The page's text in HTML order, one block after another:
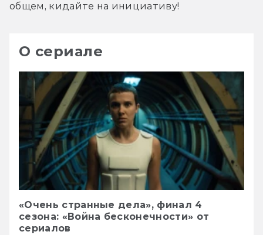
общем, кидайте на инициативу!
О сериале
«Очень странные дела», финал 4
сезона: «Война бесконечности» от
сериалов